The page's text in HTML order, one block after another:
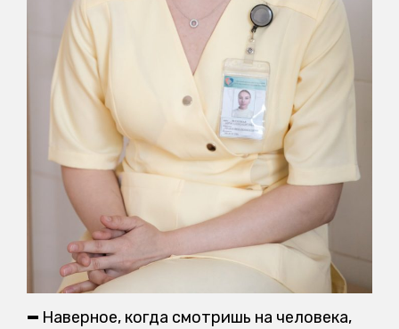
— Наверное, когда смотришь на человека,